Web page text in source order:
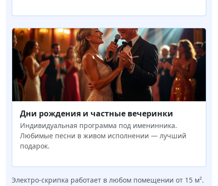
Дни рождения и частные вечеринки
Индивидуальная программа под именинника.
Любимые песни в живом исполнении — лучший
подарок.
Электро-скрипка работает в любом помещении от 15 м².